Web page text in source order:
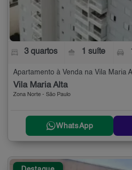
3 quartos 1 suíte
Apartamento à Venda na Vila Maria
Vila Maria Alta
Zona Norte - São Paulo
WhatsApp